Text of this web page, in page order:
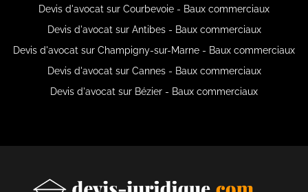
Devis d'avocat sur Courbevoie - Baux commerciaux
Devis d'avocat sur Antibes - Baux commerciaux
Devis d'avocat sur Champigny-sur-Marne - Baux commerciaux
Devis d'avocat sur Cannes - Baux commerciaux
Devis d'avocat sur Bézier - Baux commerciaux